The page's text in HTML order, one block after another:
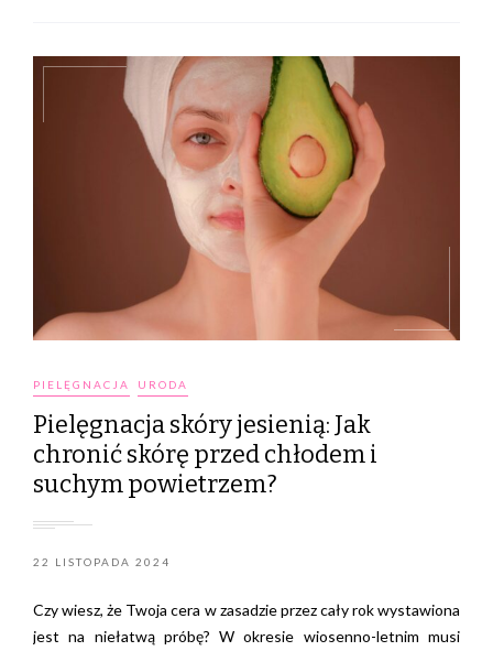
PIELĘGNACJA URODA
Pielęgnacja skóry jesienią: Jak
chronić skórę przed chłodem i
suchym powietrzem?
22 LISTOPADA 2024
Czy wiesz, że Twoja cera w zasadzie przez cały rok wystawiona
jest na niełatwą próbę? W okresie wiosenno-letnim musi